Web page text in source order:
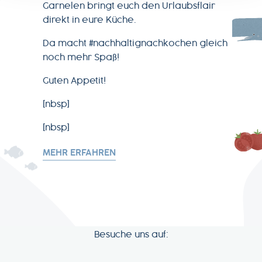
Garnelen bringt euch den Urlaubsflair
direkt in eure Küche.
Da macht #nachhaltignachkochen gleich
noch mehr Spaß!
Guten Appetit!
[nbsp]
[nbsp]
MEHR ERFAHREN
Besuche uns auf: